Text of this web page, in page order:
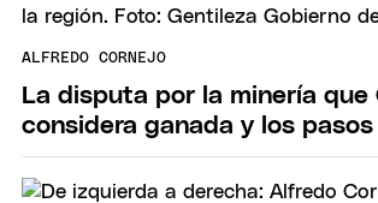
ALFREDO CORNEJO
La disputa por la minería que
considera ganada y los